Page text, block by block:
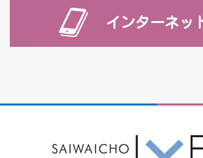
インターネッ